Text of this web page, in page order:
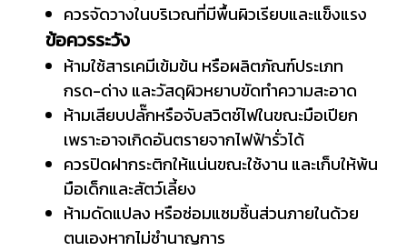
ควรจัดวางในบริเวณที่มีพื้นผิวเรียบและแข็งแรง
ข้อควรระวัง
ห้ามใช้สารเคมีเข้มข้น หรือผลิตภัณฑ์ประเภท
กรด-ด่าง และวัสดุผิวหยาบขัดทำความสะอาด
ห้ามเสียบปลั๊กหรือจับสวิตช์ไฟในขณะมือเปียก
เพราะอาจเกิดอันตรายจากไฟฟ้ารั่วได้
ควรปิดฝากระติกให้แน่นขณะใช้งาน และเก็บให้พ้น
มือเด็กและสัตว์เลี้ยง
ห้ามดัดแปลง หรือซ่อมแซมชิ้นส่วนภายในด้วย
ตนเองหากไม่ชำนาญการ